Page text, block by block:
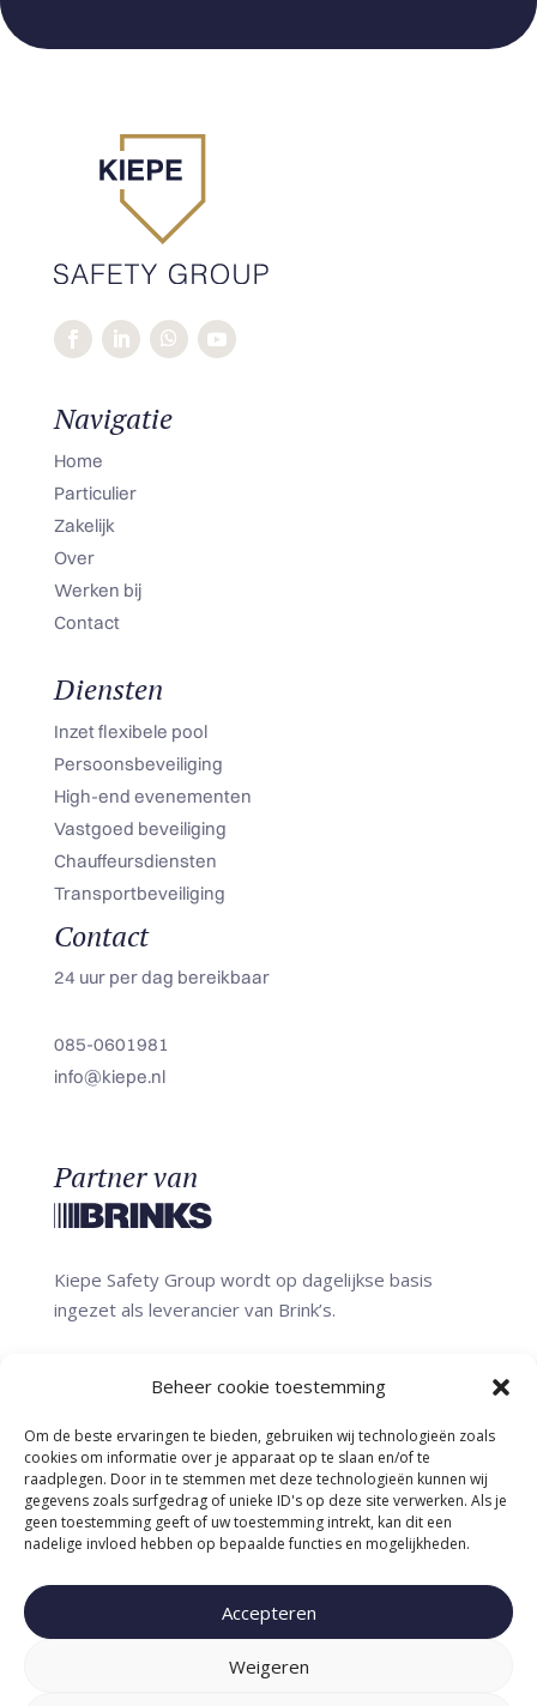
Beheer cookie toestemming
Om de beste ervaringen te bieden, gebruiken wij technologieën zoals
cookies om informatie over je apparaat op te slaan en/of te
raadplegen. Door in te stemmen met deze technologieën kunnen wij
gegevens zoals surfgedrag of unieke ID's op deze site verwerken. Als je
geen toestemming geeft of uw toestemming intrekt, kan dit een
nadelige invloed hebben op bepaalde functies en mogelijkheden.
Accepteren
Weigeren
Navigatie
Home
Particulier
Zakelijk
Over
Werken bij
Contact
Diensten
Inzet flexibele pool
Persoonsbeveiliging
High-end evenementen
Vastgoed beveiliging
Chauffeursdiensten
Transportbeveiliging
Contact
24 uur per dag bereikbaar
085-0601981
info@kiepe.nl
Partner van
Kiepe Safety Group wordt op dagelijkse basis
ingezet als leverancier van Brink’s.
Erkend onder vergunning:
PGW7597
Voorwaarden